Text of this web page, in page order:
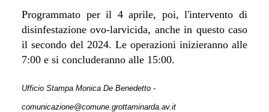
Programmato per il 4 aprile, poi, l'intervento di
disinfestazione ovo-larvicida, anche in questo caso
il secondo del 2024. Le operazioni inizieranno alle
7:00 e si concluderanno alle 15:00.
Ufficio Stampa Monica De Benedetto -
comunicazione@comune.grottaminarda.av.it